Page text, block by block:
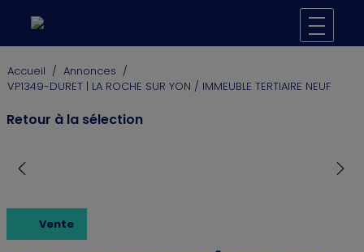
Accueil / Annonces /
VP1349-DURET | LA ROCHE SUR YON / IMMEUBLE TERTIAIRE NEUF
Retour à la sélection
Vente